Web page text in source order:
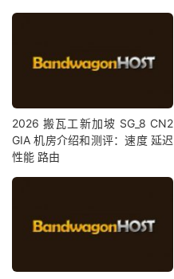
2026 搬瓦工新加坡 SG_8 CN2
GIA 机房介绍和测评：速度 延迟
性能 路由